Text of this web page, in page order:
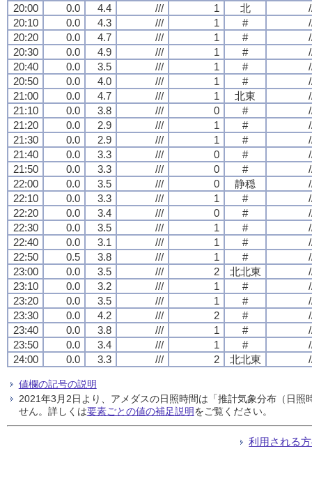
20:00
0.0 4.4 /// 1 北
20:10
0.0 4.3 /// 1 #
20:20
0.0 4.7 /// 1 #
20:30
0.0 4.9 /// 1 #
20:40
0.0 3.5 /// 1 #
20:50
0.0 4.0 /// 1 #
21:00
0.0 4.7 /// 1 北東
21:10
0.0 3.8 /// 0 #
21:20
0.0 2.9 /// 1 #
21:30
0.0 2.9 /// 1 #
21:40
0.0 3.3 /// 0 #
21:50
0.0 3.3 /// 0 #
22:00
0.0 3.5 /// 0 静穏
22:10
0.0 3.3 /// 1 #
22:20
0.0 3.4 /// 0 #
22:30
0.0 3.5 /// 1 #
22:40
0.0 3.1 /// 1 #
22:50
0.5 3.8 /// 1 #
23:00
0.0 3.5 /// 2 北北東
23:10
0.0 3.2 /// 1 #
23:20
0.0 3.5 /// 1 #
23:30
0.0 4.2 /// 2 #
23:40
0.0 3.8 /// 1 #
23:50
0.0 3.4 /// 1 #
24:00
0.0 3.3 /// 2 北北東
値欄の記号の説明
2021年3月2日より、アメダスの日照時間は「推計気象分布（日
せん。詳しくは要素ごとの値の補足説明をご覧ください。
利用される